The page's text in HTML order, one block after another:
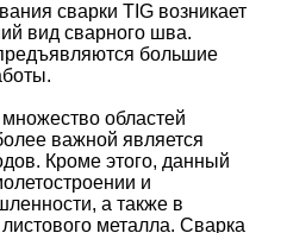
сварки TIG возникает
вид сварного шва.
большие
областей
важной является
Кроме этого, данный
и
а также в
металла. Сварка